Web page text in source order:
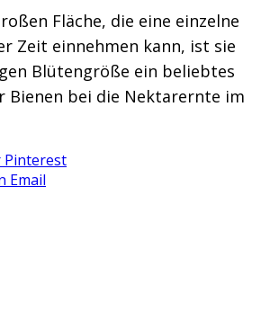
Fläche, die eine einzelne
Zeit einnehmen kann, ist sie
Blütengröße ein beliebtes
Bienen bei die Nektarernte im
Pinterest
Email